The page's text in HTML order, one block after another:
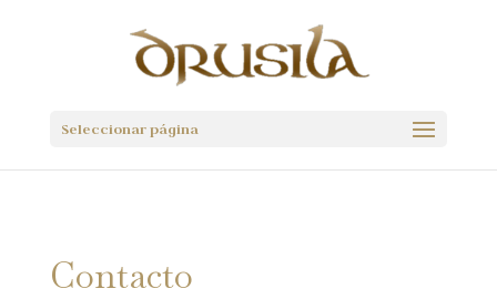
Seleccionar página
Contacto